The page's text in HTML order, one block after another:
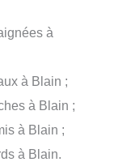
à
à Blain ;
à Blain ;
à Blain ;
à Blain.